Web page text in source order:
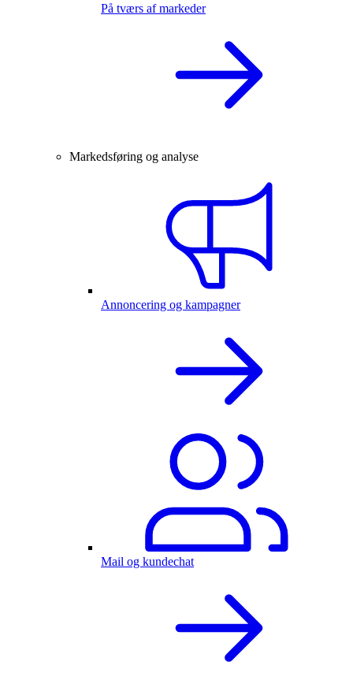
På tværs af markeder
Markedsføring og analyse
Annoncering og kampagner
Mail og kundechat